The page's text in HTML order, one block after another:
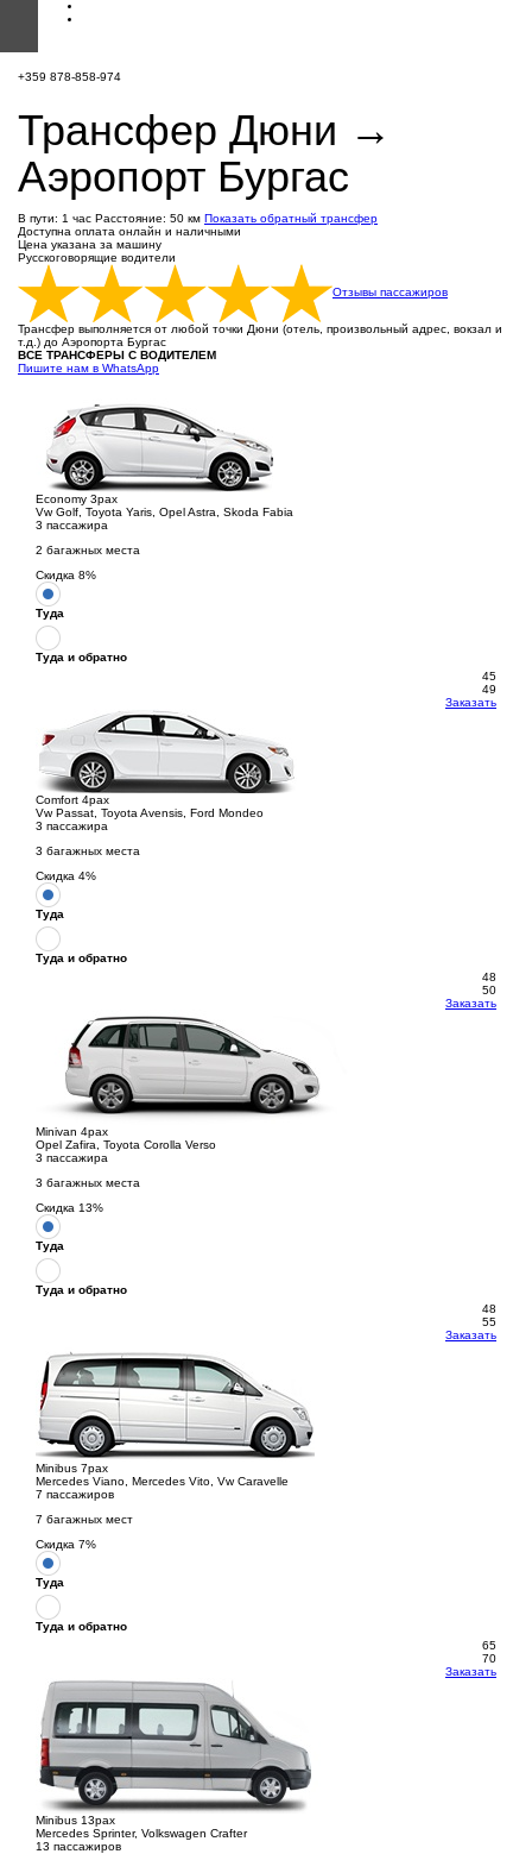
+359 878-858-974
Трансфер Дюни →
Аэропорт Бургас
В пути: 1 час Расстояние: 50 км Показать обратный трансфер
Доступна оплата онлайн и наличными
Цена указана за машину
Русскоговорящие водители
Отзывы пассажиров
Трансфер выполняется от любой точки Дюни (отель, произвольный адрес, вокзал и
т.д.) до Аэропорта Бургас
ВСЕ ТРАНСФЕРЫ С ВОДИТЕЛЕМ
Пишите нам в WhatsApp
Economy 3pax
Vw Golf, Toyota Yaris, Opel Astra, Skoda Fabia
3 пассажира
2 багажных места
Скидка 8%
Туда
Туда и обратно
45
49
Заказать
Comfort 4pax
Vw Passat, Toyota Avensis, Ford Mondeo
3 пассажира
3 багажных места
Скидка 4%
Туда
Туда и обратно
48
50
Заказать
Minivan 4pax
Opel Zafira, Toyota Corolla Verso
3 пассажира
3 багажных места
Скидка 13%
Туда
Туда и обратно
48
55
Заказать
Minibus 7pax
Mercedes Viano, Mercedes Vito, Vw Caravelle
7 пассажиров
7 багажных мест
Скидка 7%
Туда
Туда и обратно
65
70
Заказать
Minibus 13pax
Mercedes Sprinter, Volkswagen Crafter
13 пассажиров